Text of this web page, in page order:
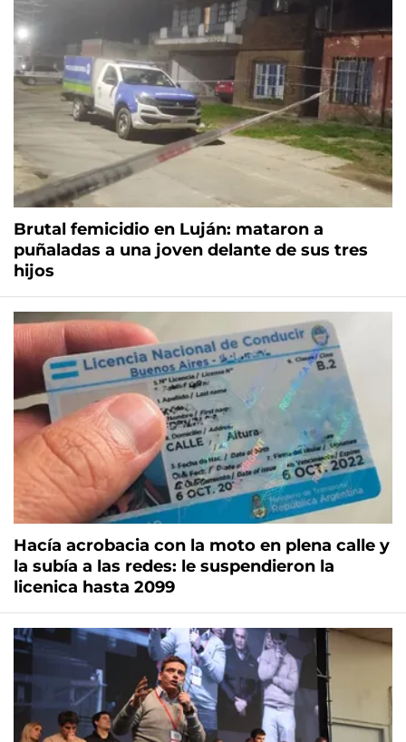
Brutal femicidio en Luján: mataron a
puñaladas a una joven delante de sus tres
hijos
Hacía acrobacia con la moto en plena calle y
la subía a las redes: le suspendieron la
licenica hasta 2099